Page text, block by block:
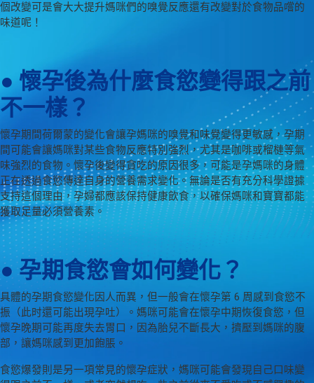
個改變可是會大大提升媽咪們的嗅覺反應還有改變對於食物品嚐的
味道呢！
● 懷孕後為什麼食慾變得跟之前
不一樣？
懷孕期間荷爾蒙的變化會讓孕媽咪的嗅覺和味覺變得更敏感，孕期
間可能會讓媽咪對某些食物反應特別強烈，尤其是咖啡或榴槤等氣
味強烈的食物。懷孕後變得貪吃的原因很多，可能是孕媽咪的身體
正在透過食慾傳達自身的營養需求變化。無論是否有充分科學證據
支持這個理由，孕婦都應該保持健康飲食，以確保媽咪和寶寶都能
獲取足量必須營養素。
● 孕期食慾會如何變化？
具體的孕期食慾變化因人而異，但一般會在懷孕第 6 周感到食慾不
振（此时還可能出現孕吐）。媽咪可能會在懷孕中期恢復食慾，但
懷孕晚期可能再度失去胃口，因為胎兒不斷長大，擠壓到媽咪的腹
部，讓媽咪感到更加飽脹。
食慾爆發則是另一項常見的懷孕症狀，媽咪可能會發現自己口味變